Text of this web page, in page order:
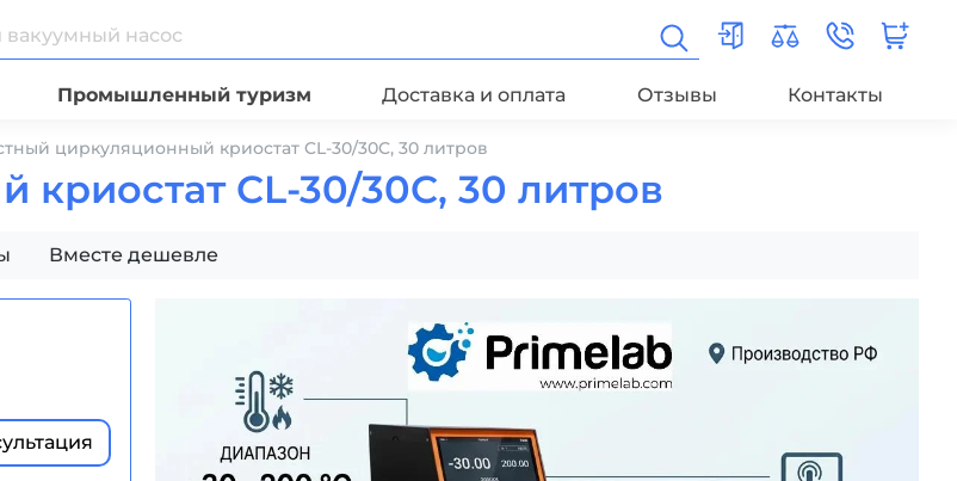
Промышленный туризм Доставка и оплата Отзывы Контакты
циркуляционный криостат CL-30/30C, 30 литров
CL-30/30C, 30 литров
Вместе дешевле